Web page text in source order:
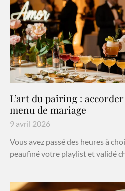
L’art du pairing :
menu de mariage
9 avril 2026
Vous avez passé des heures à
peaufiné votre playlist et validé